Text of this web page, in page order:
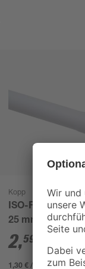
Kopp
ISO-Rohr grau 2
25 mm
2,59
1,30 € / Meter